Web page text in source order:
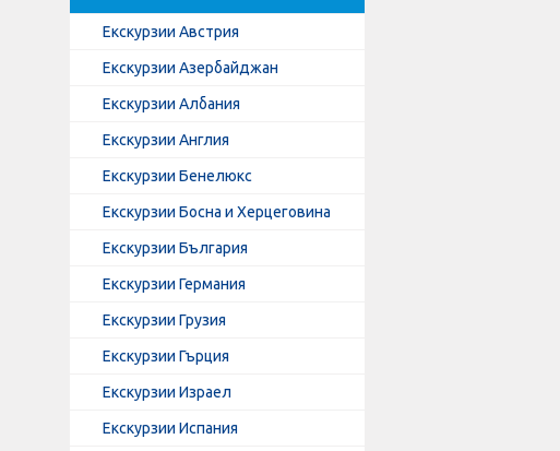
Екскурзии Австрия
Екскурзии Азербайджан
Екскурзии Албания
Екскурзии Англия
Екскурзии Бенелюкс
Екскурзии Босна и Херцеговина
Екскурзии България
Екскурзии Германия
Екскурзии Грузия
Екскурзии Гърция
Екскурзии Израел
Екскурзии Испания